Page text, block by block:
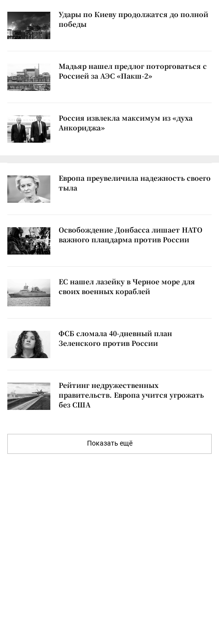
Удары по Киеву продолжатся до полной
победы
Мадьяр нашел предлог поторговаться с
Россией за АЭС «Пакш-2»
Россия извлекла максимум из «духа
Анкориджа»
Европа преувеличила надежность своего
тыла
Освобождение Донбасса лишает НАТО
важного плацдарма против России
ЕС нашел лазейку в Черное море для
своих военных кораблей
ФСБ сломала 40-дневный план
Зеленского против России
Рейтинг недружественных
правительств. Европа учится угрожать
без США
Показать ещё